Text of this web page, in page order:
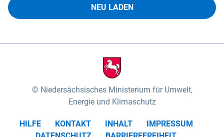
NEU LADEN
Niedersächsisches Ministerium für Umwelt,
Energie und Klimaschutz
HILFE KONTAKT INHALT
IMPRESSUM